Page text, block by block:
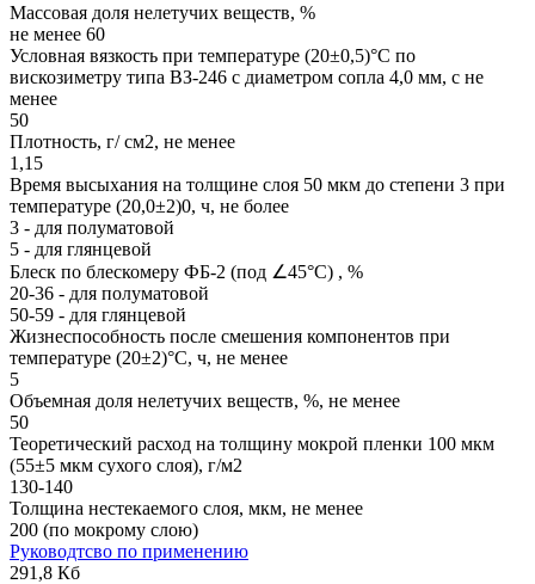
Массовая доля нелетучих веществ, %
не менее 60
Условная вязкость при температуре (20±0,5)°С по
вискозиметру типа ВЗ-246 с диаметром сопла 4,0 мм, с не
менее
50
Плотность, г/ см2, не менее
1,15
Время высыхания на толщине слоя 50 мкм до степени 3 при
температуре (20,0±2)0, ч, не более
3 - для полуматовой
5 - для глянцевой
Блеск по блескомеру ФБ-2 (под ∠45°С) , %
20-36 - для полуматовой
50-59 - для глянцевой
Жизнеспособность после смешения компонентов при
температуре (20±2)°С, ч, не менее
5
Объемная доля нелетучих веществ, %, не менее
50
Теоретический расход на толщину мокрой пленки 100 мкм
(55±5 мкм сухого слоя), г/м2
130-140
Толщина нестекаемого слоя, мкм, не менее
200 (по мокрому слою)
Руководтсво по применению
291,8 Кб